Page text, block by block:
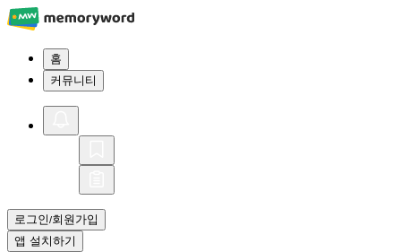
홈
커뮤니티
로그인/회원가입
앱 설치하기